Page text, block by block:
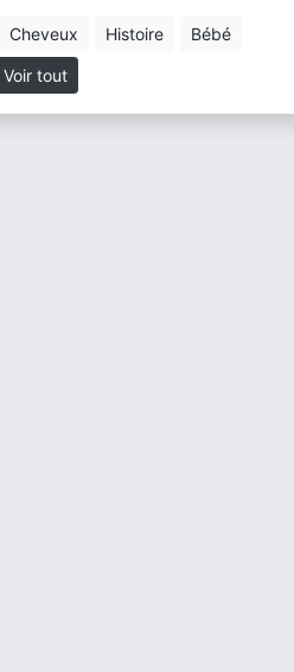
cheveux histoire bébé
Voir tout